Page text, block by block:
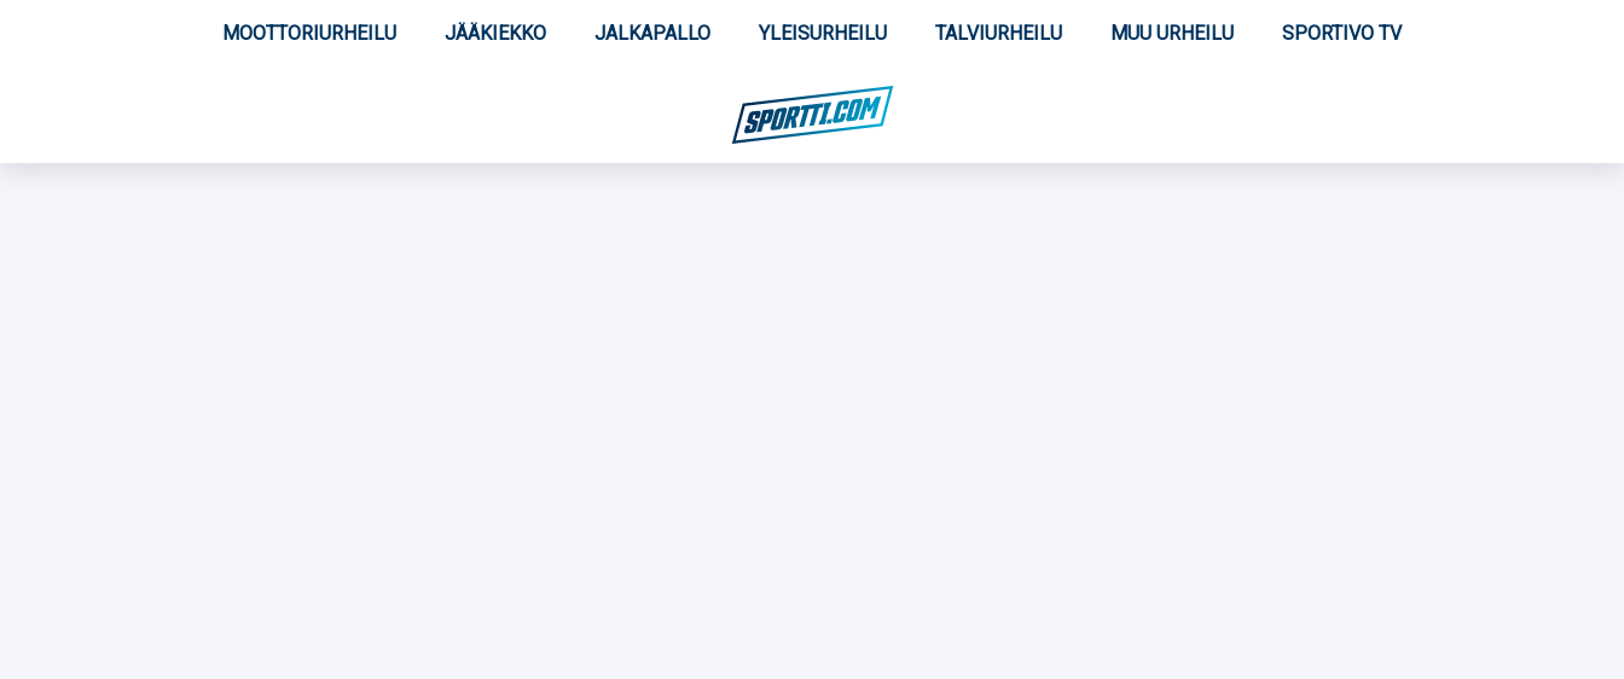
MOOTTORIURHEILU JÄÄKIEKKO JALKAPALLO YLEISURHEILU TALVIURHEILU MUU URHEILU SPORTIVO TV